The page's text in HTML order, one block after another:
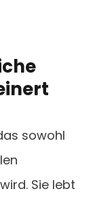
sowohl
Sie lebt